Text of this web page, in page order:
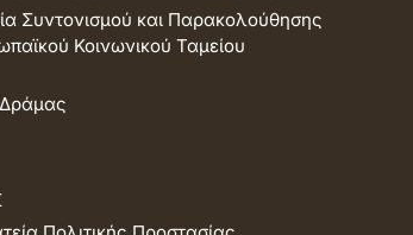
Συντονισμού και Παρακολούθησης
Κοινωνικού Ταμείου
Δράμας